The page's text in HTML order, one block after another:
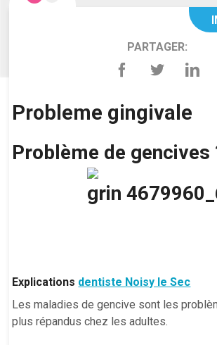
PARTAGER:
Probleme gingivale
Problème de gencives
Explications dentiste Noisy le Sec
Les maladies de gencive sont les
plus répandus chez les adultes.